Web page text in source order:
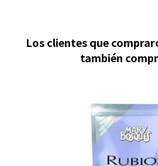
Los clientes que
también